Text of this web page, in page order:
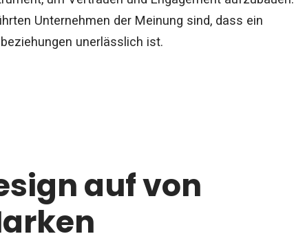
Unternehmen der Meinung sind, dass ein
unerlässlich ist.
auf von